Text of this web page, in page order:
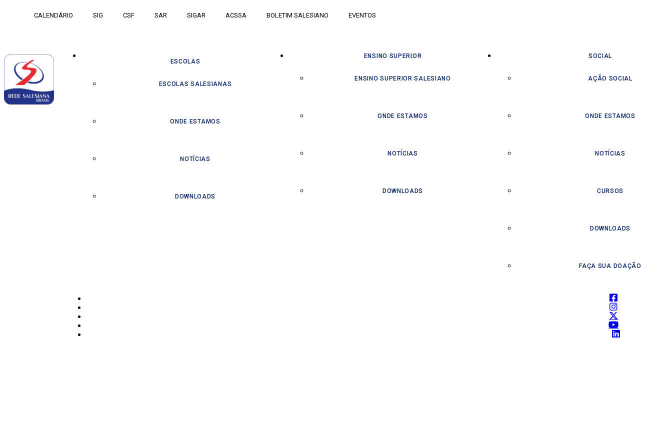
CALENDÁRIO SIG CSF SAR SIGAR ACSSA BOLETIM SALESIANO EVENTOS
ESCOLAS
ESCOLAS SALESIANAS
ONDE ESTAMOS
NOTÍCIAS
DOWNLOADS
ENSINO SUPERIOR
ENSINO SUPERIOR SALESIANO
ONDE ESTAMOS
NOTÍCIAS
DOWNLOADS
SOCIAL
AÇÃO SOCIAL
ONDE ESTAMOS
NOTÍCIAS
CURSOS
DOWNLOADS
FAÇA SUA DOAÇÃO